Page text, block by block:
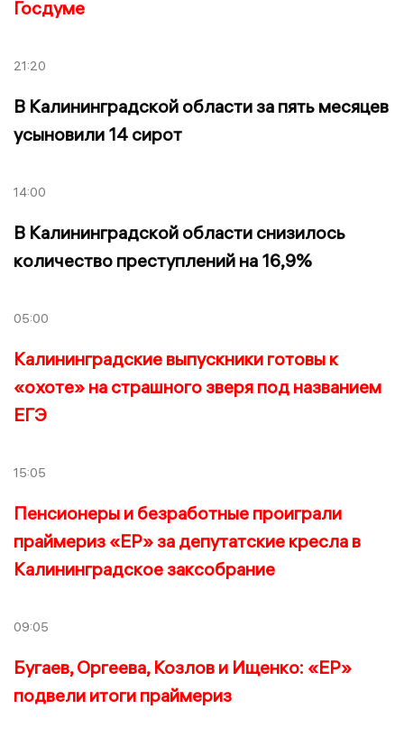
Госдуме
21:20
В Калининградской области за пять месяцев
усыновили 14 сирот
14:00
В Калининградской области снизилось
количество преступлений на 16,9%
05:00
Калининградские выпускники готовы к
«охоте» на страшного зверя под названием
ЕГЭ
15:05
Пенсионеры и безработные проиграли
праймериз «ЕР» за депутатские кресла в
Калининградское заксобрание
09:05
Бугаев, Оргеева, Козлов и Ищенко: «ЕР»
подвели итоги праймериз